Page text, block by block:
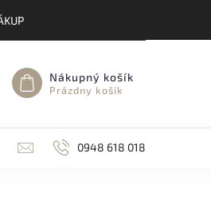
Nákupný košík
Prázdny košík
0948 618 018